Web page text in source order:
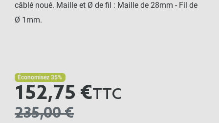
câblé noué. Maille et Ø de fil : Maille de 28mm - Fil de
Ø 1mm.
Économisez 35%
152,75 €TTC
235,00 €